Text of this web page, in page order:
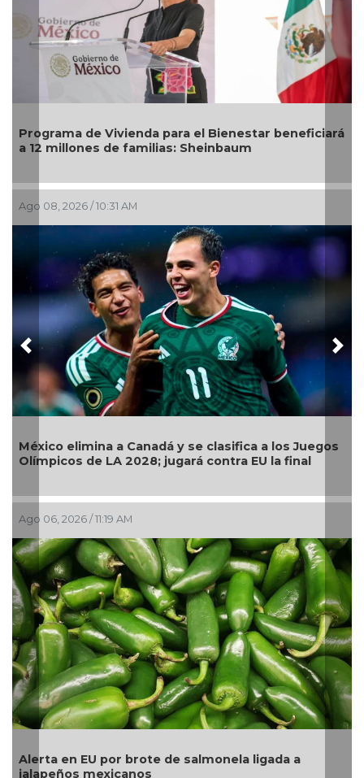
de Vivienda para el Bienestar beneficiará
de familias: Sheinbaum
2026 / 10:31 AM
elimina a Canadá y se clasifica a los Juegos
de LA 2028; jugará contra EU la final
/ 11:19 AM
en EU por brote de salmonela ligada a
mexicanos
DIF
pública
Previous